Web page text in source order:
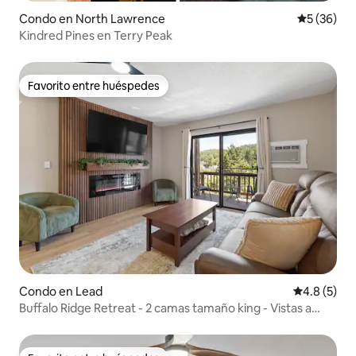
Condo en North Lawrence
5 (36)
Kindred Pines en Terry Peak
Favorito entre huéspedes
Favorito entre huéspedes
Condo en Lead
4.8 (5)
Buffalo Ridge Retreat - 2 camas tamaño king - Vistas a